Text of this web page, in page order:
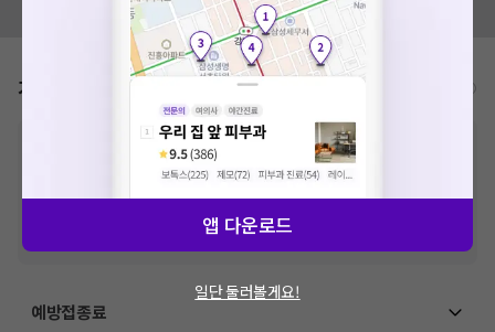
모두닥 팀에 알려주세요!
가격표 비급여/급여 진료란?
비급여 항목의 경우,추가비용 등으로 실제 가격과 상이할 수 있으니, 정확
한 가격은 해당 의료기관에 직접 문의해주세요.
건강보험심사평가원에 고지되어 있는 급여 진료 기준 가
격입니다. (진료와 연관된 복합적인 비용이 추가되어, 병원마다 금액이 다르게
산정될 수 있는 점 참고 바랍니다.)
VAT 포함
예방접종료
앱 다운로드
일단 둘러볼게요!